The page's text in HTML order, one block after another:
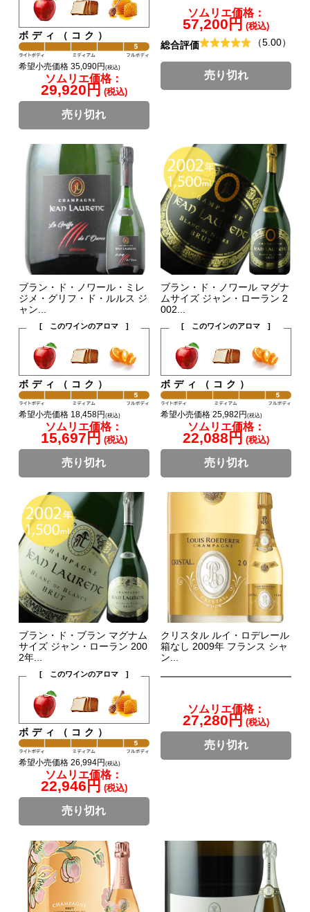
ボディ（コク）
希望小売価格 35,090円(税込)
ソムリエ価格：
29,920円 (税込)
売り切れ
ソムリエ価格：
57,200円 (税込)
総合評価 （5.00）
売り切れ
ブラン・ド・ノワール・ミレ
ジメ・グリフ・ド・ルルス ジ
ャン...
[ このワインのアロマ ]
ボディ（コク）
希望小売価格 18,458円 (税込)
ソムリエ価格：
15,697円 (税込)
売り切れ
ブラン・ド・ノワール マグナ
ムサイズ ジャン・ローラン 2
002...
[ このワインのアロマ ]
ボディ（コク）
希望小売価格 25,982円(税込)
ソムリエ価格：
22,088円 (税込)
売り切れ
ブラン・ド・ブラン マグナム
サイズ ジャン・ローラン 200
2年...
[ このワインのアロマ ]
ボディ（コク）
希望小売価格 26,994円 (税込)
ソムリエ価格：
22,946円 (税込)
売り切れ
クリスタル ルイ・ロデレール
箱なし 2009年 フランス シャ
ン...
ソムリエ価格：
27,280円 (税込)
売り切れ